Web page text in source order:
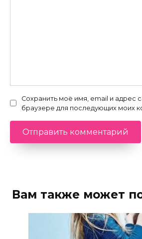
Сохранить моё имя, email и адрес
браузере для последующих моих
Вам также может